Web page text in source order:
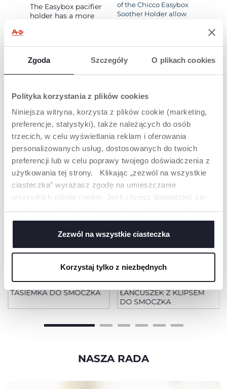
Zgoda Szczegóły O plikach cookies
Polityka korzystania z plików cookies
Niniejsza witryna, korzysta z plików cookie (marketing,
preferencje, statystyki), także należących do osób
trzecich, w celu wyświetlania reklam i oferowania
personalizowanych usług, dostosowanych do twoich
preferencji lub w celu poprawy twojego doświadczenia z
użytkowania tej strony. Klikając „zezwól na wszystkie
ciasteczka” wyrażasz zgodę na umieszczanie
wszystkich plików cookie. Jeśli chcesz dowiedzieć się
kliknij „Ustawienia”. Zamykając ten baner, wyrażasz
zgodę na używanie wyłącznie technicznych plików
cookie, które są niezbędne dla żądanej usługi.
Zezwól na wszystkie ciasteczka
Korzystaj tylko z niezbędnych
The Easybox pacifier
holder has a more
of the Chicco Easybox
Soother Holder allow
Holder with the
Clips.
PRODUKTY, KTÓRE MOGĄ CIĘ
ZAINTERESOWAĆ
TASIEMKA DO SMOCZKA
ŁAŃCUSZEK Z KLIPSEM
DO SMOCZKA
NASZA RADA